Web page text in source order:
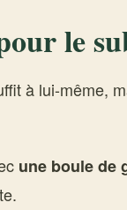
le
à lui-même,
une boule de